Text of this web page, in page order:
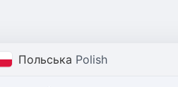
Польська Polish